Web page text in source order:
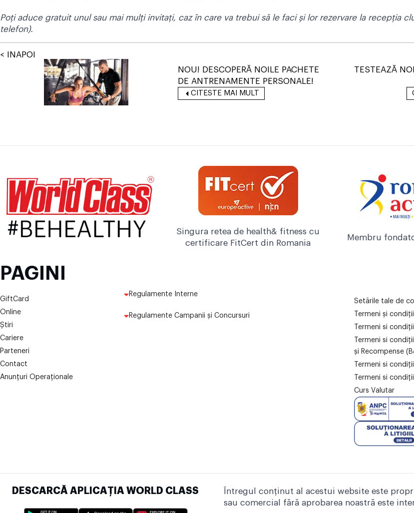
Poți aduce gratuit unul sau mai mulți invitați, caz în care va trebui să le faci și lor rezervare la recepția
telefon).
< INAPOI
NOU! DESCOPERĂ NOILE PACHETE
DE ANTRENAMENTE PERSONALE!
CITESTE MAI MULT
TESTEAZĂ
Singura retea de health& fitness cu
certificare FitCert din Romania
Membru
PAGINI
GiftCard
Online
Știri
Cariere
Parteneri
Contact
Anunțuri Operaționale
Regulamente Interne
Regulamente Campanii și Concursuri
Setările tale de
Termeni și condiții
Termeni si
Termeni si
și Recompense
Termeni si
Termeni si
Curs Valutar
DESCARCĂ APLICAȚIA WORLD CLASS
Întregul conținut al acestui website este
sau comercial fără aprobarea noastră este